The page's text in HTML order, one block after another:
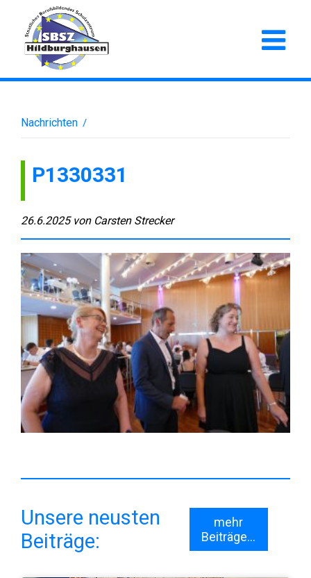
Nachrichten /
P1330331
26.6.2025 von Carsten Strecker
Unsere neusten
Beiträge:
mehr
Beiträge...